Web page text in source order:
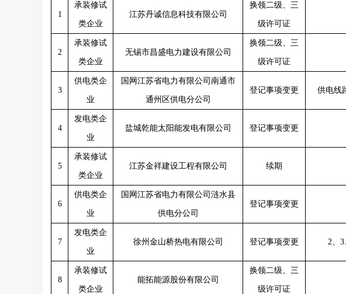
1
承装修试
类企业
江苏丹诚信息科技有限公司
换领二级、三
级许可证
2
承装修试
类企业
无锡市昌盛电力建设有限公司
换领二级、三
级许可证
3
供电类企
业
国网江苏省电力有限公司南通市
通州区供电分公司
登记事项变更 供电线
4
发电类企
业
盐城乾能太阳能发电有限公司 登记事项变更
5
承装修试
类企业
江苏金祥建设工程有限公司 续期
6
供电类企
业
国网江苏省电力有限公司涟水县
供电分公司
登记事项变更
7
发电类企
业
徐州金山桥热电有限公司 登记事项变更 2、 3
8
承装修试
类企业
能拓能源股份有限公司
换领二级、三
级许可证